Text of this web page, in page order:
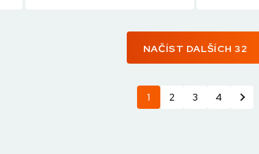
NAČÍST DALŠÍCH 32
1 2 3 4